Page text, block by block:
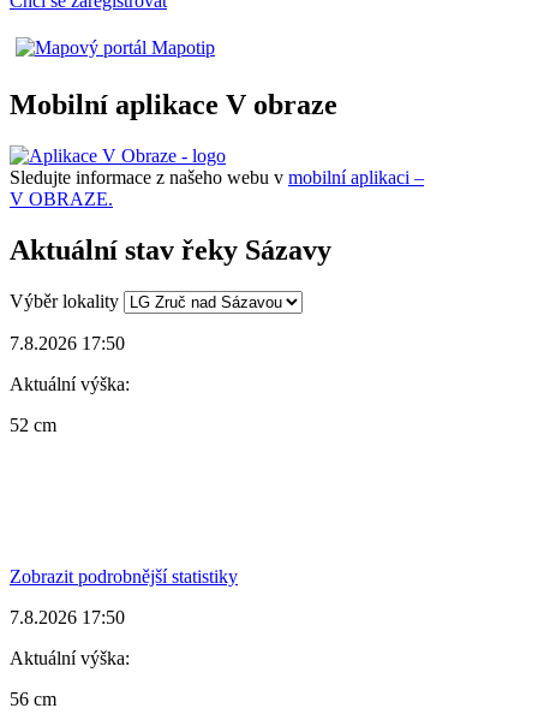
Mobilní aplikace V obraze
Sledujte informace z našeho webu v mobilní aplikaci –
V OBRAZE.
Aktuální stav řeky Sázavy
Výběr lokality
7.8.2026 17:50
Aktuální výška:
52 cm
Zobrazit podrobnější statistiky
7.8.2026 17:50
Aktuální výška:
56 cm